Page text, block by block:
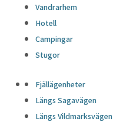
Vandrarhem
Hotell
Campingar
Stugor
Fjällägenheter
Längs Sagavägen
Längs Vildmarksvägen